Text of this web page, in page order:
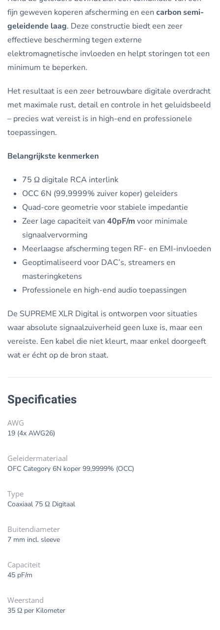
fijn geweven koperen afscherming en een carbon semi-
geleidende laag. Deze constructie biedt een zeer
effectieve bescherming tegen externe
elektromagnetische invloeden en helpt storingen tot een
minimum te beperken.
Het resultaat is een zeer betrouwbare digitale overdracht
met maximale rust, detail en controle in het geluidsbeeld
– precies wat vereist is in high-end en professionele
toepassingen.
Belangrijkste kenmerken
75 Ω digitale RCA interlink
OCC 6N (99,9999% zuiver koper) geleiders
Quad-core geometrie voor stabiele impedantie
Zeer lage capaciteit van 40pF/m voor minimale
signaalvervorming
Meerlaagse afscherming tegen RF- en EMI-invloeden
Geoptimaliseerd voor DAC’s, streamers en
masteringketens
Professionele en high-end audio toepassingen
De SUPREME XLR Digital is ontworpen voor situaties
waar absolute signaalzuiverheid geen luxe is, maar een
vereiste. Een kabel die niet kleurt, maar enkel doorgeeft
wat er écht op de bron staat.
Specificaties
AWG
19 (4x AWG26)
Geleidermateriaal
OFC Category 6N koper 99,9999% (OCC)
Type
Coaxiaal 75 Ω Digitaal
Buitendiameter
7 mm incl. sleeve
Capaciteit
45 pF/m
Weerstand
35 Ω per Kilometer